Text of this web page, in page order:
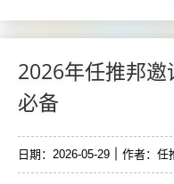
抢占流量红利！平台四
优势① 海量用户储备：
累大量用户资源，任务
人接，接单率有保障②
利拉满。...
2026年任推邦
必备
日期：2026-05-29 作者：任